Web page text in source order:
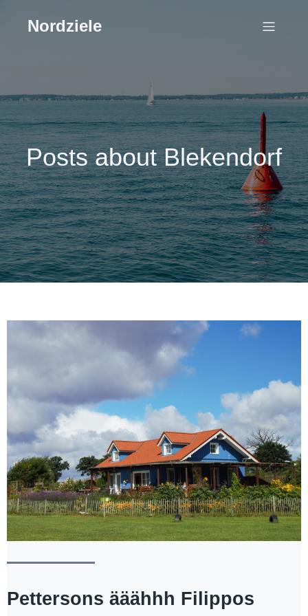
Nordziele
Posts about Blekendorf
Pettersons ääähhh Filippos